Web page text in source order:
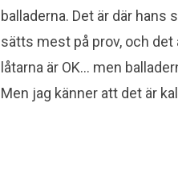
balladerna. Det är där
sätts mest på prov, och det
låtarna är OK… men
Men jag känner att det är